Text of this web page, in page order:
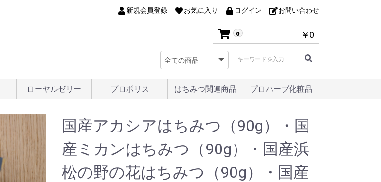
新規会員登録 お気に入り ログイン お問い合わせ
0 ￥0
ローヤルゼリー プロポリス はちみつ関連商品 プロハーブ化粧品
国産アカシアはちみつ（90g）・国
産ミカンはちみつ（90g）・国産浜
松の野の花はちみつ（90g）・国産